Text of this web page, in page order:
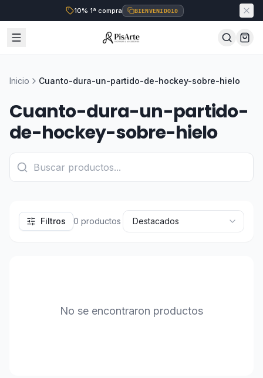
10% 1ª compra BIENVENIDO10
Inicio Cuanto-dura-un-partido-de-hockey-sobre-hielo
Cuanto-dura-un-partido-
de-hockey-sobre-hielo
Filtros 0 productos
No se encontraron productos